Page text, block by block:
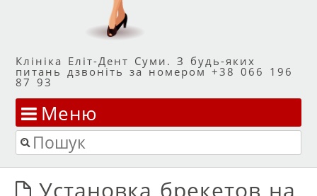
Клініка Еліт-Дент Суми. З будь-яких
питань дзвоніть за номером +38 066 196
87 93
Меню
Перейти до змісту
Пошук
Установка брекетов на